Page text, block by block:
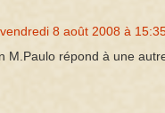
vendredi 8 août 2008 à
M.Paulo répond à une